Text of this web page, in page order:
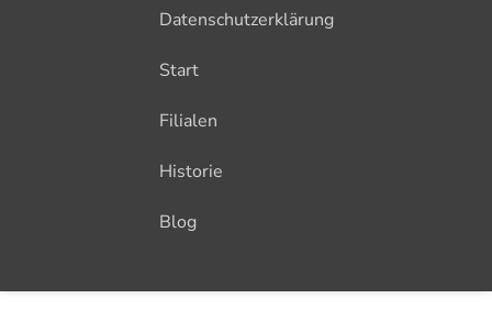
Datenschutzerklärung
Start
Filialen
Historie
Blog